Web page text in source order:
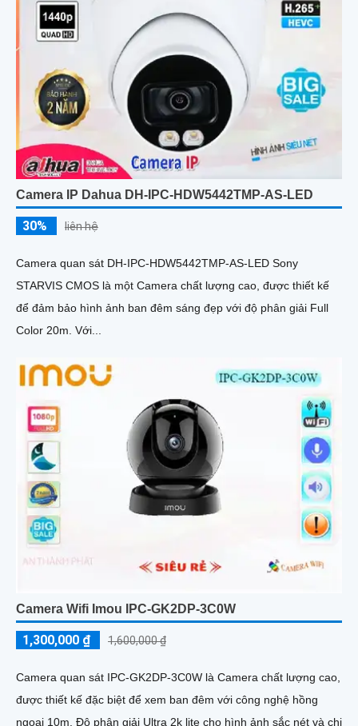
Camera IP Dahua DH-IPC-HDW5442TMP-AS-LED
30% liên hệ
Camera quan sát DH-IPC-HDW5442TMP-AS-LED Sony
STARVIS CMOS là một Camera chất lượng cao, được thiết kế
để đảm bảo hình ảnh ban đêm sáng đẹp với độ phân giải Full
Color 20m. Với...
Camera Wifi Imou IPC-GK2DP-3C0W
1,300,000 ₫ 1,600,000 ₫
Camera quan sát IPC-GK2DP-3C0W là Camera chất lượng cao,
được thiết kế đặc biệt để xem ban đêm với công nghệ hồng
ngoại 10m. Độ phân giải Ultra 2k lite cho hình ảnh sắc nét và chi